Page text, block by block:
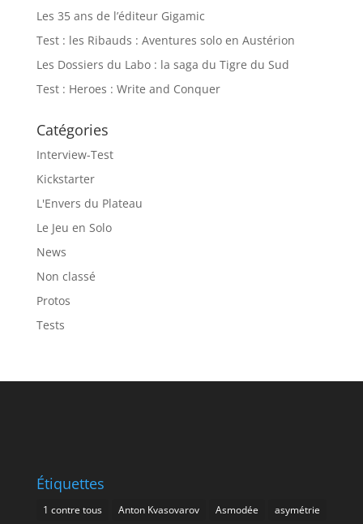
Les 35 ans de l’éditeur Gigamic
Test : les Ribauds : Aventures solo en Austérion
Les Dossiers du Labo : la saga du Tigre du Sud
Test : Heroes : Write and Conquer
Catégories
Interview-Test
Kickstarter
L'Envers du Plateau
Le Jeu en Solo
News
Non classé
Protos
Tests
Étiquettes
1 contre tous Anton Kvasovarov Asmodée
asymétrie